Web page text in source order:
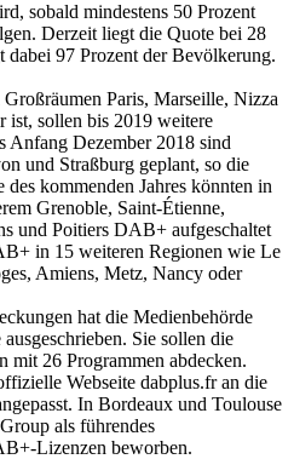
sobald mindestens 50 Prozent
Derzeit liegt die Quote bei 28
97 Prozent der Bevölkerung.
Paris, Marseille, Nizza
ist, sollen bis 2019 weitere
Anfang Dezember 2018 sind
und Straßburg geplant, so die
kommenden Jahres könnten in
Grenoble, Saint-Étienne,
und Poitiers DAB+ aufgeschaltet
in 15 weiteren Regionen wie Le
Amiens, Metz, Nancy oder
hat die Medienbehörde
Sie sollen die
mit 26 Programmen abdecken.
Webseite dabplus.fr an die
In Bordeaux und Toulouse
als führendes
Lizenzen beworben.